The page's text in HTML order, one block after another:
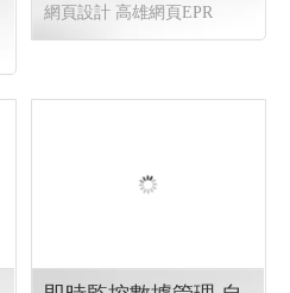
加盟分店下單系統高雄